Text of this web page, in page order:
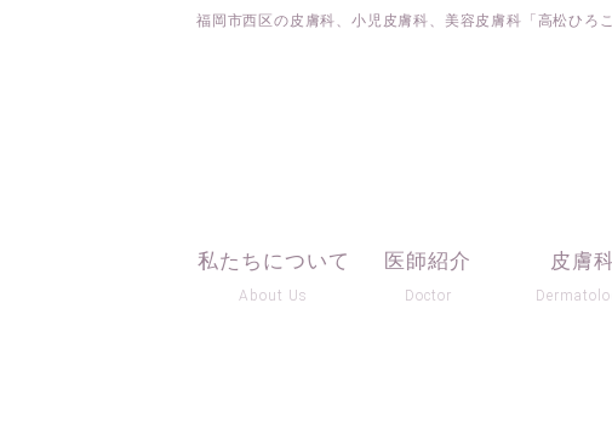
福岡市西区の皮膚科、小児皮膚科、美容皮膚科「高松ひろこ
私たちについて
About Us
医師紹介
Doctor
皮膚